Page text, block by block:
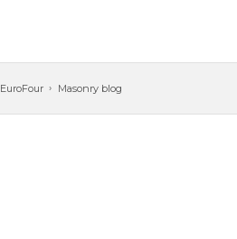
EuroFour Masonry blog